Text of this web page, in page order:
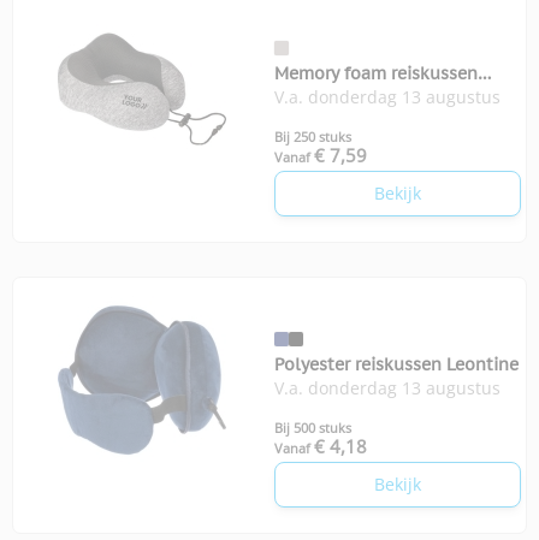
Memory foam reiskussen
Martina
V.a. donderdag 13 augustus
Bij 250 stuks
Vanaf € 7,59
Bekijk
Polyester reiskussen Leontine
V.a. donderdag 13 augustus
Bij 500 stuks
Vanaf € 4,18
Bekijk